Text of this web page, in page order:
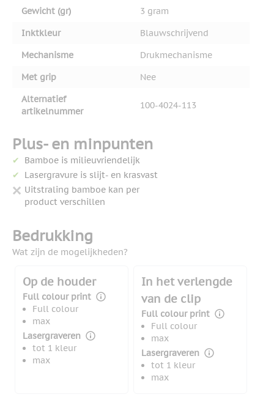
Gewicht (gr)
3 gram
Inktkleur
Blauwschrijvend
Mechanisme
Drukmechanisme
Met grip
Nee
Alternatief
artikelnummer
100-4024-113
Plus- en minpunten
Bamboe is milieuvriendelijk
Lasergravure is slijt- en krasvast
Uitstraling bamboe kan per
product verschillen
Bedrukking
Wat zijn de mogelijkheden?
Op de houder
Full colour print
Full colour
max
Lasergraveren
tot 1 kleur
max
In het verlengde
van de clip
Full colour print
Full colour
max
Lasergraveren
tot 1 kleur
max